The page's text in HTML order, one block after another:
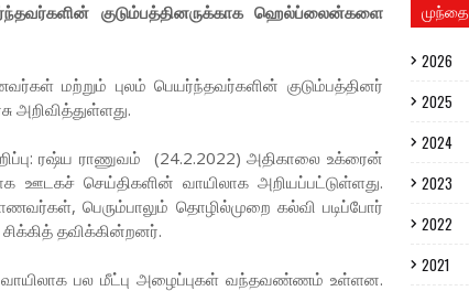
குடும்பத்தினருக்காக ஹெல்ப்லைன்களை
மற்றும் புலம் பெயர்ந்தவர்களின் குடும்பத்தினர்
அறிவித்துள்ளது.
ரஷ்ய ராணுவம் (24.2.2022) அதிகாலை உக்ரைன்
ஊடகச் செய்திகளின் வாயிலாக அறியப்பட்டுள்ளது.
பெரும்பாலும் தொழில்முறை கல்வி படிப்போர்
தவிக்கின்றனர்.
வாயிலாக பல மீட்பு அழைப்புகள் வந்தவண்ணம் உள்ளன.
2026
2025
2024
2023
2022
2021